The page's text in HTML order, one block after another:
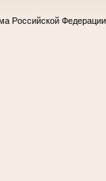
Российской